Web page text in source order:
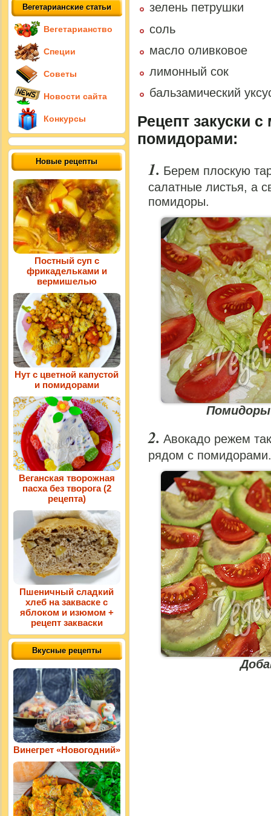
зелень петрушки
соль
масло оливковое
лимонный сок
бальзамический
Рецепт закуски
помидорами:
Берем плоскую
салатные листья, а
помидоры.
Помидоры
Авокадо режем
рядом с помидорами.
Вегетарианские статьи
Вегетарианство
Специи
Советы
Новости сайта
Конкурсы
Новые рецепты
Постный суп с
фрикадельками и
вермишелью
Нут с цветной капустой
и помидорами
Веганская творожная
пасха без творога (2
рецепта)
Пшеничный сладкий
хлеб на закваске с
яблоком и изюмом +
рецепт закваски
Вкусные рецепты
Винегрет «Новогодний»